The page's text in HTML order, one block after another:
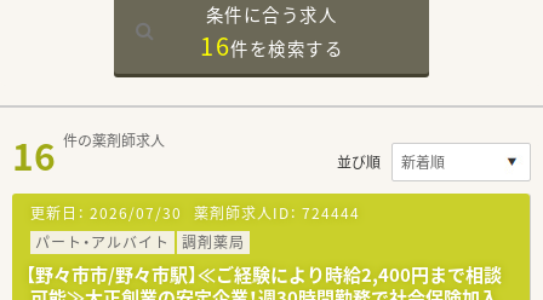
条件に合う求人
16件を検索する
16 件の薬剤師求人
並び順
更新日： 2026/07/30 薬剤師求人ID： 724444
パート・アルバイト
調剤薬局
【野々市市/野々市駅】≪ご経験により時給2,400円まで相談